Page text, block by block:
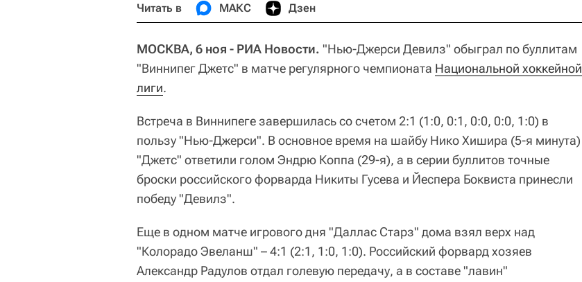
Читать в МАКС Дзен
МОСКВА, 6 ноя - РИА Новости. "Нью-Джерси Девилз" обыграл по буллитам
"Виннипег Джетс" в матче регулярного чемпионата Национальной хоккейной
лиги.
Встреча в Виннипеге завершилась со счетом 2:1 (1:0, 0:1, 0:0, 0:0, 1:0) в
пользу "Нью-Джерси". В основное время на шайбу Нико Хишира (5-я минута)
"Джетс" ответили голом Эндрю Коппа (29-я), а в серии буллитов точные
броски российского форварда Никиты Гусева и Йеспера Боквиста принесли
победу "Девилз".
Еще в одном матче игрового дня "Даллас Старз" дома взял верх над
"Колорадо Эвеланш" – 4:1 (2:1, 1:0, 1:0). Российский форвард хозяев
Александр Радулов отдал голевую передачу, а в составе "лавин"